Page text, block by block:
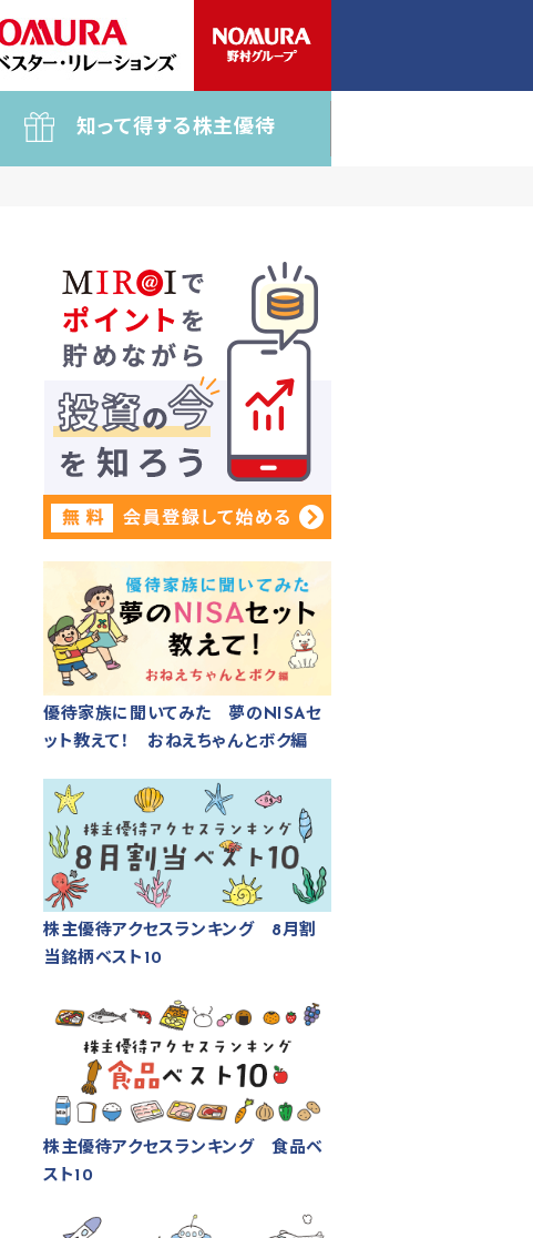
知って得する株主優待
優待家族に聞いてみた 夢のNISAセ
ット教えて！ おねえちゃんとボク編
株主優待アクセスランキング 8月割
当銘柄ベスト10
株主優待アクセスランキング 食品ベ
スト10